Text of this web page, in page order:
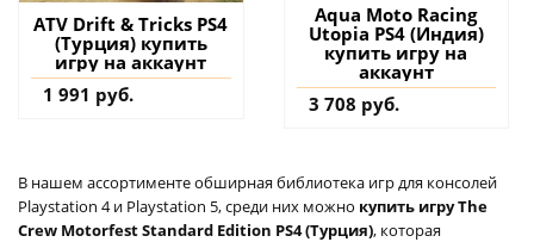
ATV Drift & Tricks PS4
(Турция) купить
игру на аккаунт
1 991 руб.
Aqua Moto Racing
Utopia PS4 (Индия)
купить игру на
аккаунт
3 708 руб.
В нашем ассортименте обширная библиотека игр для консолей
Playstation 4 и Playstation 5, среди них можно купить игру The
Crew Motorfest Standard Edition PS4 (Турция), которая